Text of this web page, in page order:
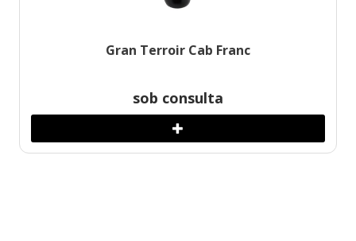
Gran Terroir Cab Franc
sob consulta